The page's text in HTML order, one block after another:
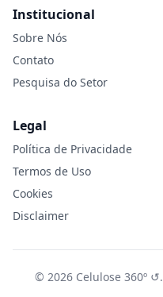
Institucional
Sobre Nós
Contato
Pesquisa do Setor
Legal
Política de Privacidade
Termos de Uso
Cookies
Disclaimer
© 2026 Celulose 360º ↺.